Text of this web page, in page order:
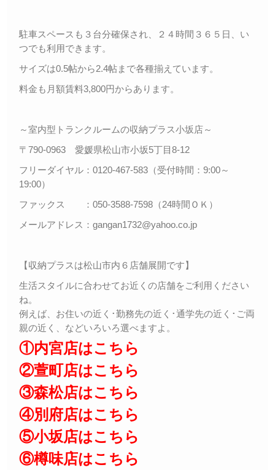
駐車スペースも３台分確保され、２４時間３６５日、い
つでも利用できます。
サイズは0.5帖から2.4帖まで各種揃えています。
料金も月額賃料3,800円からあります。
～室内型トランクルームの収納プラス小坂店～
〒790-0963 愛媛県松山市小坂5丁目8-12
フリーダイヤル：0120-467-583（受付時間：9:00～
19:00）
ファックス ：050-3588-7598（24時間ＯＫ）
メールアドレス：gangan1732@yahoo.co.jp
【収納プラスは松山市内６店舗展開です】
生活スタイルに合わせてお近くの店舗をご利用ください
ね。
例えば、お住いの近く･勤務先の近く･通学先の近く･ご両
親の近く、などいろいろ選べますよ。
①内宮店はこちら
②萱町店はこちら
③森松店はこちら
④別府店はこちら
⑤小坂店はこちら
⑥樽味店はこちら